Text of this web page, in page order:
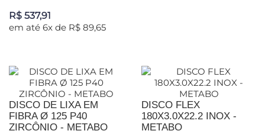
R$ 537,91
em até 6x de R$ 89,65
DISCO DE LIXA EM
FIBRA Ø 125 P40
ZIRCÔNIO - METABO
DISCO FLEX
180X3.0X22.2 INOX -
METABO